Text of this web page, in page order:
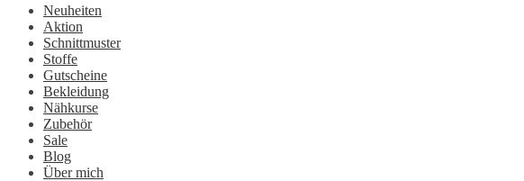
Neuheiten
Aktion
Schnittmuster
Stoffe
Gutscheine
Bekleidung
Nähkurse
Zubehör
Sale
Blog
Über mich